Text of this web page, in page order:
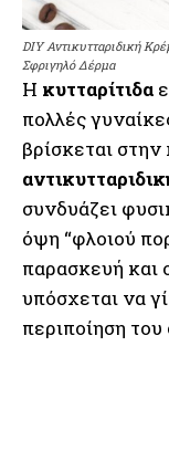
DIY Αντικυτταριδική
Σφριγηλό Δέρμα
Η κυτταρίτιδα
πολλές
βρίσκεται
συνδυάζει
όψη “φλοιού
παρασκευή και
υπόσχεται να
περιποίηση